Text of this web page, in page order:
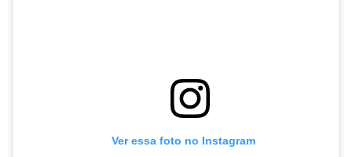
Ver essa foto no Instagram